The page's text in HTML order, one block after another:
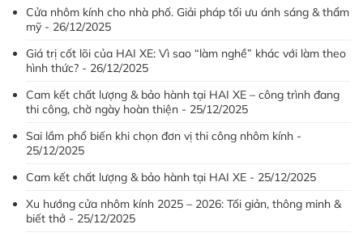
Cửa nhôm kính cho nhà phố. Giải pháp tối ưu ánh sáng & thẩm
mỹ - 26/12/2025
Giá trị cốt lõi của HAI XE: Vì sao “làm nghề” khác với làm theo
hình thức? - 26/12/2025
Cam kết chất lượng & bảo hành tại HAI XE – công trình đang
thi công, chờ ngày hoàn thiện - 25/12/2025
Sai lầm phổ biến khi chọn đơn vị thi công nhôm kính -
25/12/2025
Cam kết chất lượng & bảo hành tại HAI XE - 25/12/2025
Xu hướng cửa nhôm kính 2025 – 2026: Tối giản, thông minh &
biết thở - 25/12/2025